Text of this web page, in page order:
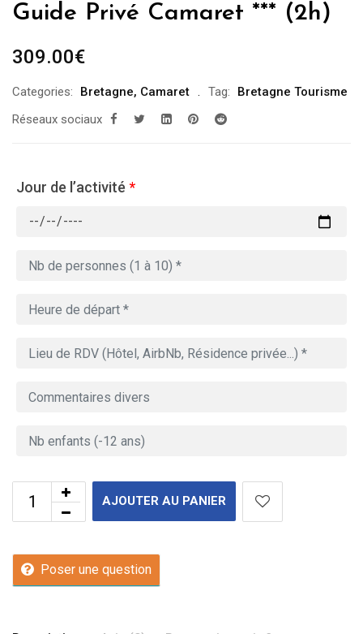
Guide Privé Camaret *** (2h)
309.00€
Categories: Bretagne, Camaret Tag:
Bretagne Tourisme
Réseaux sociaux
Jour de l’activité *
AJOUTER AU PANIER
Poser une question